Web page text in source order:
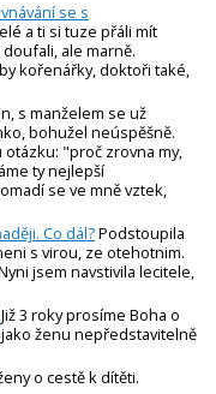
se s
a ti si tuze přáli mít
ale marně.
kořenářky, doktoři také,
s manželem se už
bohužel neúspěšně.
"proč zrovna my,
ty nejlepší
se ve mně vztek,
Co dál?Podstoupila
s virou, ze otehotnim.
jsem navstivila lecitele,
Již 3 roky prosíme Boha o
ženu nepředstavitelně
o cestě k dítěti.